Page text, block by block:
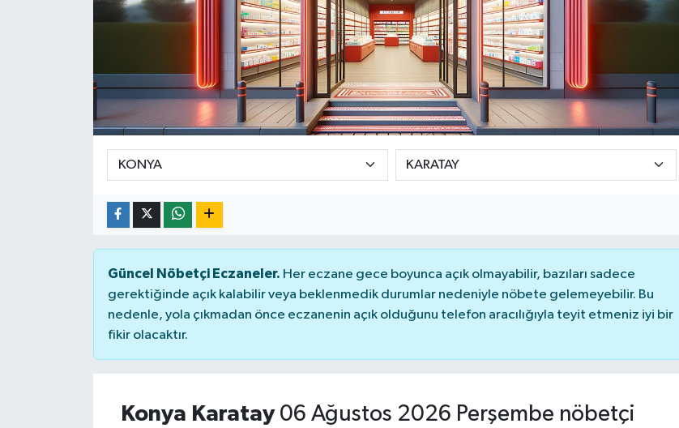
Güncel Nöbetçi Eczaneler. Her eczane gece boyunca açık olmayabilir, bazıları sadece
gerektiğinde açık kalabilir veya beklenmedik durumlar nedeniyle nöbete gelemeyebilir. Bu
nedenle, yola çıkmadan önce eczanenin açık olduğunu telefon aracılığıyla teyit etmeniz iyi bir
fikir olacaktır.
Konya Karatay06 Ağustos 2026 Perşembe nöbetçi